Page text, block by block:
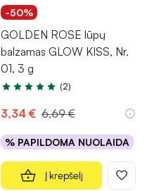
-50%
GOLDEN ROSE lūpų
balzamas GLOW KISS, Nr.
01, 3 g
Įvertinimas 4.5 iš 5
(2)
3,34 € 6,69 €
% PAPILDOMA NUOLAIDA
Į krepšelį